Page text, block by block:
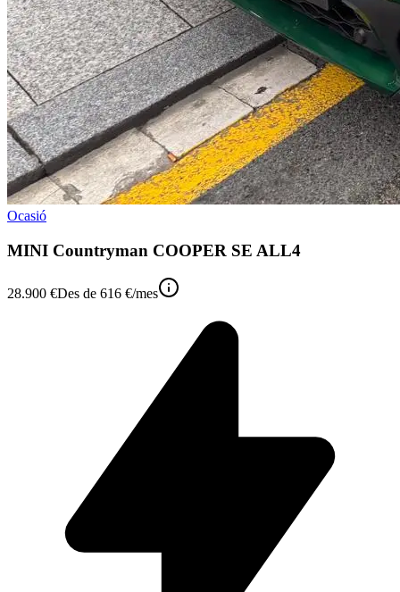
Ocasió
MINI Countryman COOPER SE ALL4
28.900 €Des de 616 €/mes